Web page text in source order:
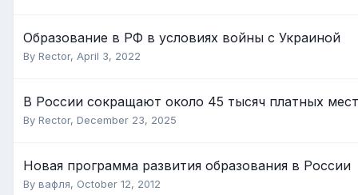
Образование в РФ в условиях войны с Украиной
By Rector, April 3, 2022
В России сокращают около 45 тысяч платных мест
By Rector, December 23, 2025
Новая программа развития образования в России
By вафля, October 12, 2012